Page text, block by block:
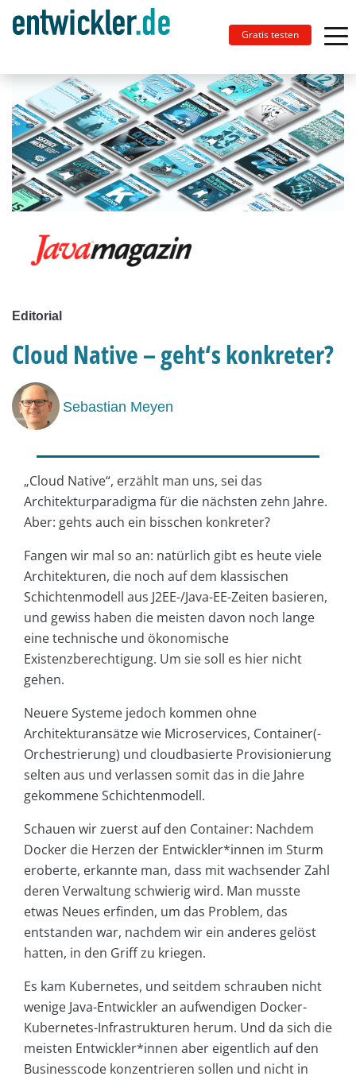
Gratis testen
Editorial
Cloud Native – geht‘s konkreter?
Sebastian Meyen
„Cloud Native“, erzählt man uns, sei das
Architekturparadigma für die nächsten zehn Jahre.
Aber: gehts auch ein bisschen konkreter?
Fangen wir mal so an: natürlich gibt es heute viele
Architekturen, die noch auf dem klassischen
Schichtenmodell aus J2EE-/Java-EE-Zeiten basieren,
und gewiss haben die meisten davon noch lange
eine technische und ökonomische
Existenzberechtigung. Um sie soll es hier nicht
gehen.
Neuere Systeme jedoch kommen ohne
Architekturansätze wie Microservices, Container(-
Orchestrierung) und cloudbasierte Provisionierung
selten aus und verlassen somit das in die Jahre
gekommene Schichtenmodell.
Schauen wir zuerst auf den Container: Nachdem
Docker die Herzen der Entwickler*innen im Sturm
eroberte, erkannte man, dass mit wachsender Zahl
deren Verwaltung schwierig wird. Man musste
etwas Neues erfinden, um das Problem, das
entstanden war, nachdem wir ein anderes gelöst
hatten, in den Griff zu kriegen.
Es kam Kubernetes, und seitdem schrauben nicht
wenige Java-Entwickler an aufwendigen Docker-
Kubernetes-Infrastrukturen herum. Und da sich die
meisten Entwickler*innen aber eigentlich auf den
Businesscode konzentrieren sollen und nicht in